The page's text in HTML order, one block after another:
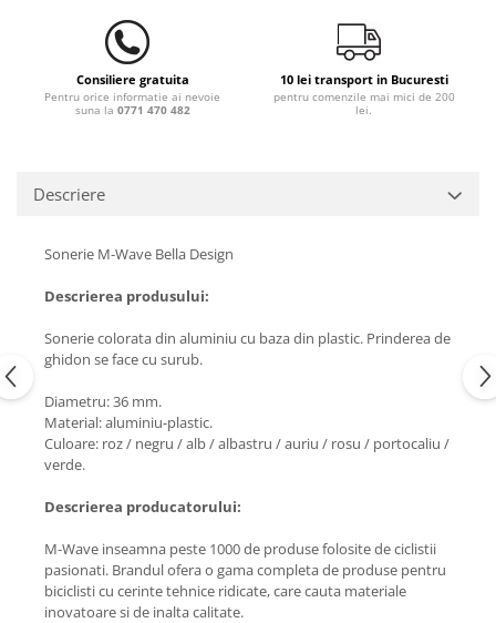
Consiliere gratuita
Pentru orice informatie ai nevoie
suna la 0771 470 482
10 lei transport in Bucuresti
pentru comenzile mai mici de 200
lei.
Descriere
Sonerie M-Wave Bella Design
Descrierea produsului:
Sonerie colorata din aluminiu cu baza din plastic. Prinderea de
ghidon se face cu surub.
Diametru: 36 mm.
Material: aluminiu-plastic.
Culoare: roz / negru / alb / albastru / auriu / rosu / portocaliu /
verde.
Descrierea producatorului:
M-Wave inseamna peste 1000 de produse folosite de ciclistii
pasionati. Brandul ofera o gama completa de produse pentru
biciclisti cu cerinte tehnice ridicate, care cauta materiale
inovatoare si de inalta calitate.